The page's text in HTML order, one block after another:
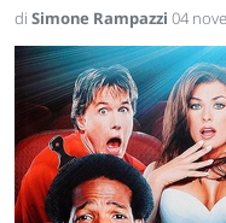
di Simone Rampazzi 04